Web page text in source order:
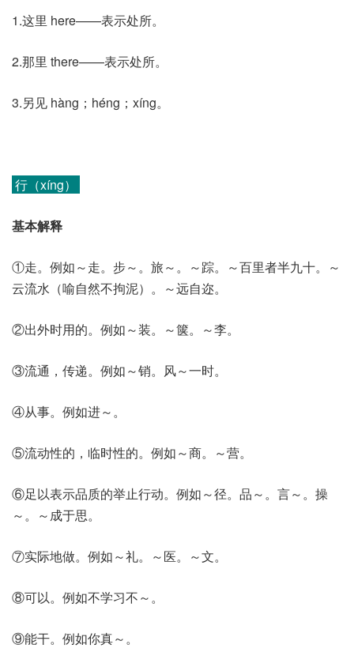
1.这里 here——表示处所。
2.那里 there——表示处所。
3.另见 hàng；héng；xíng。
行（xíng）
基本解释
①走。例如～走。步～。旅～。～踪。～百里者半九十。～
云流水（喻自然不拘泥）。～远自迩。
②出外时用的。例如～装。～箧。～李。
③流通，传递。例如～销。风～一时。
④从事。例如进～。
⑤流动性的，临时性的。例如～商。～营。
⑥足以表示品质的举止行动。例如～径。品～。言～。操
～。～成于思。
⑦实际地做。例如～礼。～医。～文。
⑧可以。例如不学习不～。
⑨能干。例如你真～。